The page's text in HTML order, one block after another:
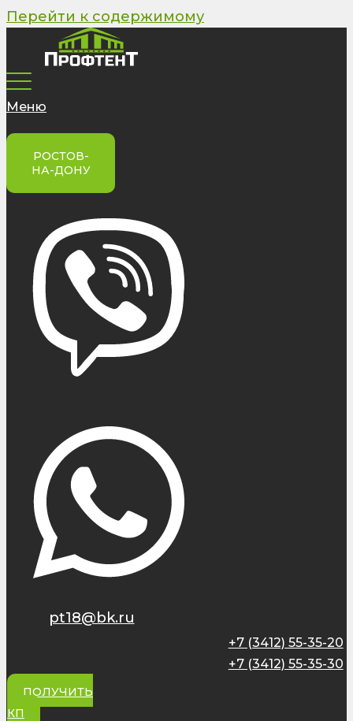
Перейти к содержимому
Меню
РОСТОВ-
НА-ДОНУ
pt18@bk.ru
+7 (3412) 55-35-20
+7 (3412) 55-35-30
ПОЛУЧИТЬ
КП